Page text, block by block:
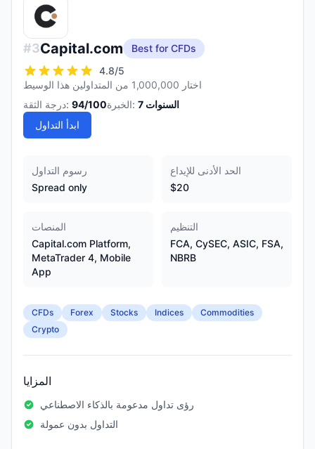
#3Capital.com
Best for CFDs
4.8/5
اختار 1,000,000 من المتداولين هذا الوسيط
درجة الثقة: 94/100 الخبرة: 7 السنوات
ابدأ التداول
رسوم التداول
Spread only
الحد الأدنى للإيداع
$20
المنصات
Capital.com Platform,
MetaTrader 4, Mobile
App
التنظيم
FCA, CySEC, ASIC, FSA,
NBRB
CFDs Forex Stocks Indices
Commodities
Crypto
المزايا
رؤى تداول مدعومة بالذكاء الاصطناعي
التداول بدون عمولة